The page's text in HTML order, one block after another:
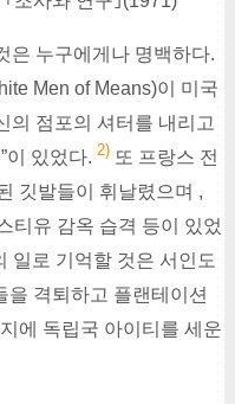
은 누구에게나 명백하다.
Men of Means)이 미국
의 점포의 셔터를 내리고
이 있었다. 2) 또 프랑스 전
깃발들이 휘날렸으며 ,
티유 감옥 습격 등이 있었
일로 기억할 것은 서인도
을 격퇴하고 플랜테이션
에 독립국 아이티를 세운